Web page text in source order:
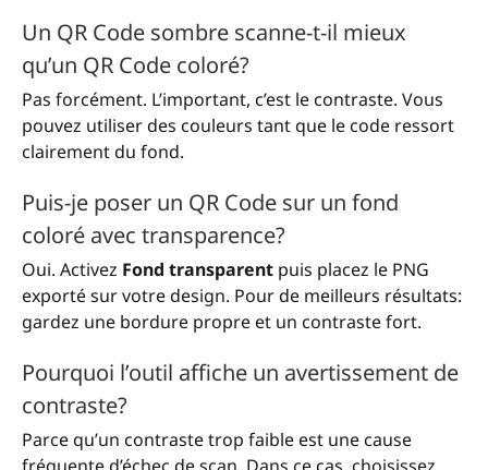
Un QR Code sombre scanne-t-il mieux
qu’un QR Code coloré?
Pas forcément. L’important, c’est le contraste. Vous
pouvez utiliser des couleurs tant que le code ressort
clairement du fond.
Puis-je poser un QR Code sur un fond
coloré avec transparence?
Oui. Activez Fond transparent puis placez le PNG
exporté sur votre design. Pour de meilleurs résultats:
gardez une bordure propre et un contraste fort.
Pourquoi l’outil affiche un avertissement de
contraste?
Parce qu’un contraste trop faible est une cause